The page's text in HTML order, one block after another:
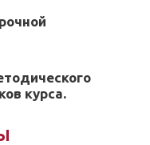
курса.